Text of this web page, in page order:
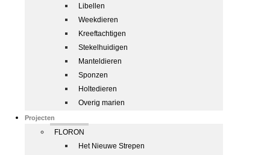
Libellen
Weekdieren
Kreeftachtigen
Stekelhuidigen
Manteldieren
Sponzen
Holtedieren
Overig marien
Projecten
FLORON
Het Nieuwe Strepen